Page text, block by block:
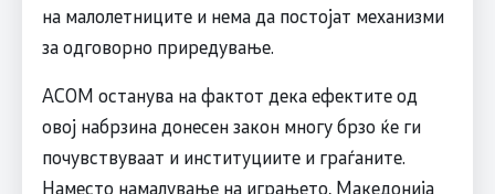
на малолетниците и нема да постојат механизми
за одговорно приредување.
АСОМ останува на фактот дека ефектите од
овој набрзина донесен закон многу брзо ќе ги
почувствуваат и институциите и граѓаните.
Наместо намалување на играњето, Македонија